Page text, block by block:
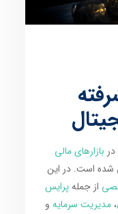
در بازارهای مالی
شده است. در این
از جملهپرایس
،مدیریت سرمایه و